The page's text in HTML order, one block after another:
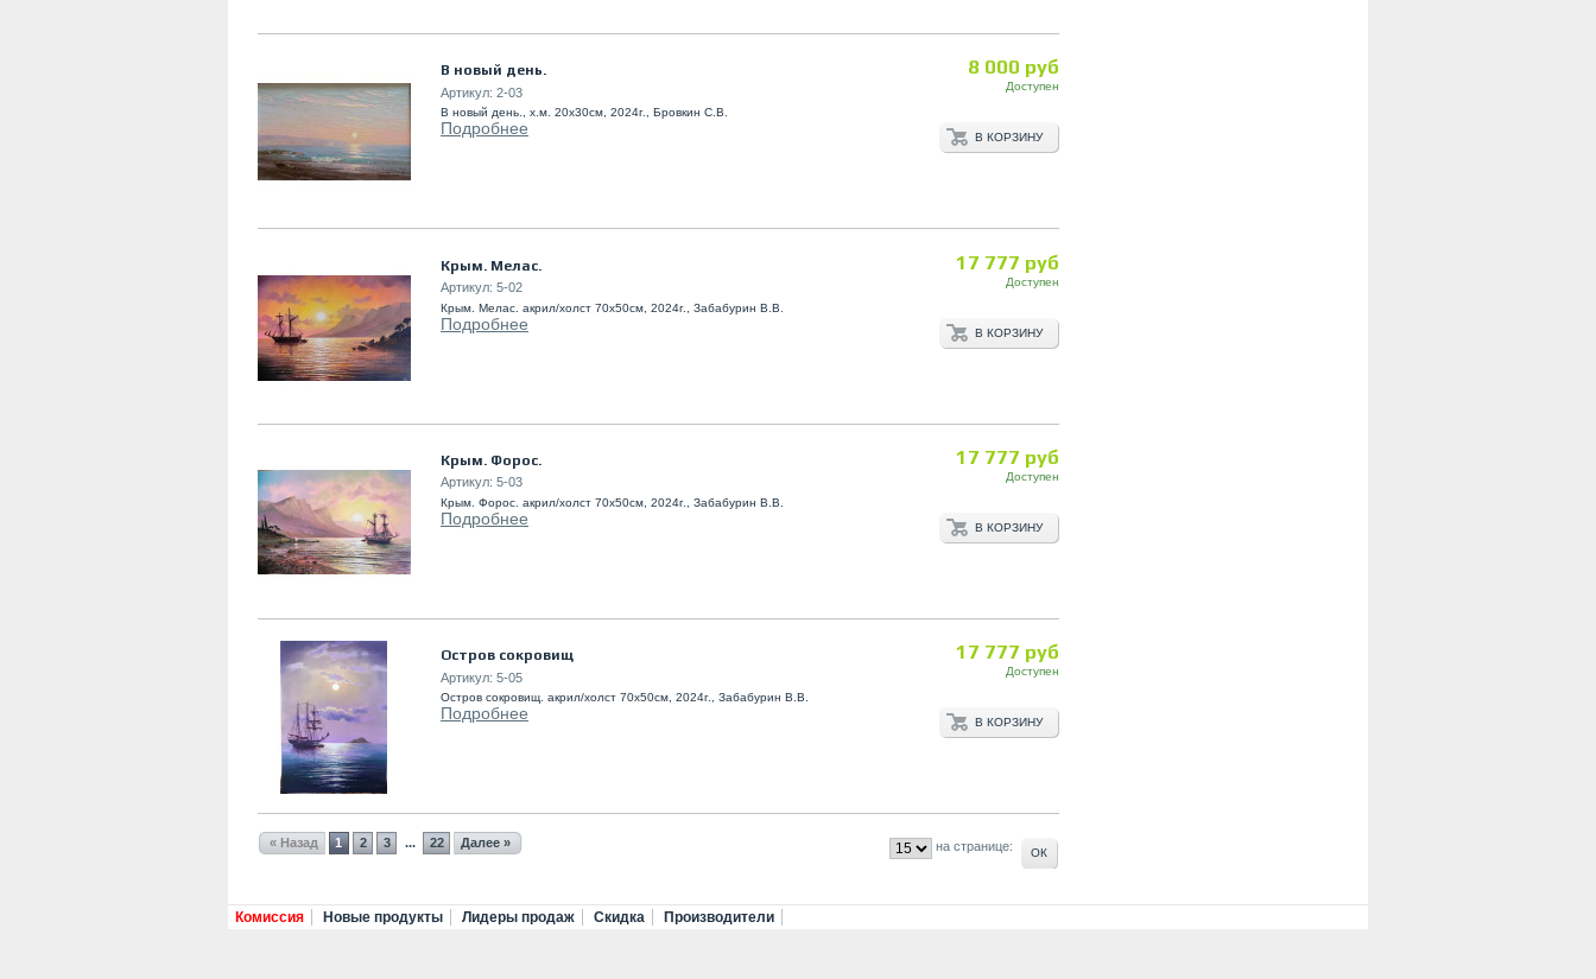
В новый день.
Артикул: 2-03
В новый день., х.м. 20х30см, 2024г., Бровкин С.В.
Подробнее
8 000 руб
Доступен
В КОРЗИНУ
Крым. Мелас.
Артикул: 5-02
Крым. Мелас. акрил/холст 70х50см, 2024г., Забабурин В.В.
Подробнее
17 777 руб
Доступен
В КОРЗИНУ
Крым. Форос.
Артикул: 5-03
Крым. Форос. акрил/холст 70х50см, 2024г., Забабурин В.В.
Подробнее
17 777 руб
Доступен
В КОРЗИНУ
Остров сокровищ
Артикул: 5-05
Остров сокровищ. акрил/холст 70х50см, 2024г., Забабурин В.В.
Подробнее
17 777 руб
Доступен
В КОРЗИНУ
« Назад 1 2 3 ... 22 Далее » на странице:
Комиссия Новые продукты Лидеры продаж Скидка Производители